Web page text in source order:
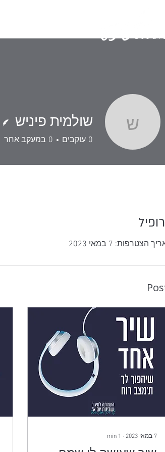
הצטרפות: 7 במאי 2023
7 במאי 2023 ∙
1
min
שולמית פיניש
שולמית פיניש
0 עוקבים 0 במעקב אחר